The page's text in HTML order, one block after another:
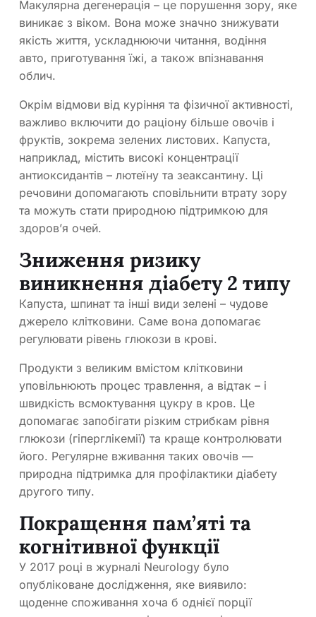
Макулярна дегенерація – це порушення зору, яке
виникає з віком. Вона може значно знижувати
якість життя, ускладнюючи читання, водіння
авто, приготування їжі, а також впізнавання
облич.
Окрім відмови від куріння та фізичної активності,
важливо включити до раціону більше овочів і
фруктів, зокрема зелених листових. Капуста,
наприклад, містить високі концентрації
антиоксидантів – лютеїну та зеаксантину. Ці
речовини допомагають сповільнити втрату зору
та можуть стати природною підтримкою для
здоров’я очей.
Зниження ризику
виникнення діабету 2 типу
Капуста, шпинат та інші види зелені – чудове
джерело клітковини. Саме вона допомагає
регулювати рівень глюкози в крові.
Продукти з великим вмістом клітковини
уповільнюють процес травлення, а відтак – і
швидкість всмоктування цукру в кров. Це
допомагає запобігати різким стрибкам рівня
глюкози (гіперглікемії) та краще контролювати
його. Регулярне вживання таких овочів —
природна підтримка для профілактики діабету
другого типу.
Покращення пам’яті та
когнітивної функції
У 2017 році в журналі Neurology було
опубліковане дослідження, яке виявило:
щоденне споживання хоча б однієї порції